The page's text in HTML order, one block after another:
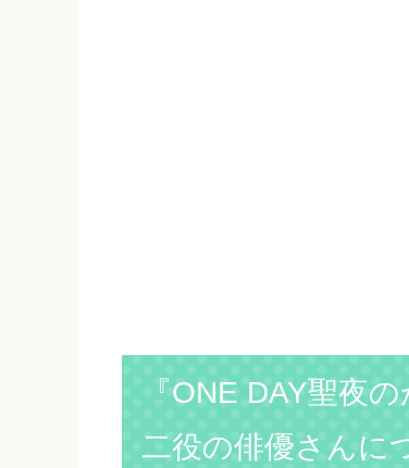
『ONE DAY聖夜
二役の俳優さんに